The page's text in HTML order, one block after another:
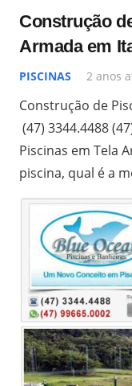
Construção
Armada em
PISCINAS 2 anos
Construção de
(47) 3344.4488
Piscinas em Tela
piscina, qual é a